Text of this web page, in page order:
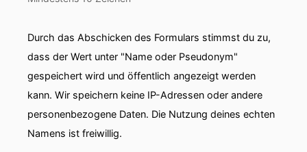
Durch das Abschicken des Formulars stimmst du zu,
dass der Wert unter "Name oder Pseudonym"
gespeichert wird und öffentlich angezeigt werden
kann. Wir speichern keine IP-Adressen oder andere
personenbezogene Daten. Die Nutzung deines echten
Namens ist freiwillig.